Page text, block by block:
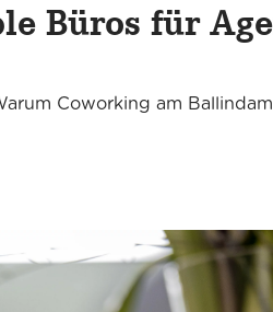
Büros für
Coworking am